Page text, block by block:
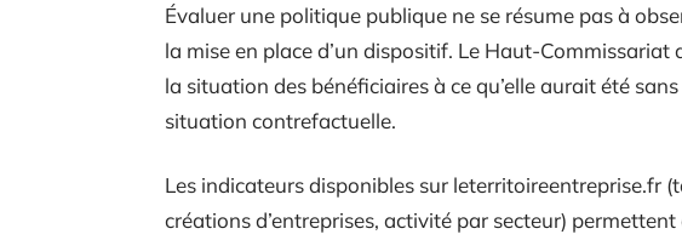
Évaluer une politique publique ne se résume pas à
la mise en place d’un dispositif. Le Haut-
la situation des bénéficiaires à ce qu’elle aurait été
situation contrefactuelle.
Les indicateurs disponibles sur leterritoireentreprise.fr
créations d’entreprises, activité par secteur)